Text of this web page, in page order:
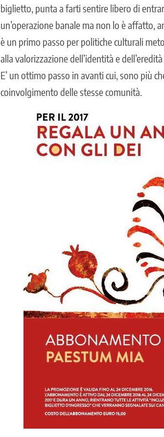
biglietto, punta a farti sentire libero di
un’operazione banale ma non lo è affatto,
è un primo passo per politiche culturali
alla valorizzazione dell’identità e
E’ un ottimo passo in avanti cui, sono più
coinvolgimento delle stesse comunità.